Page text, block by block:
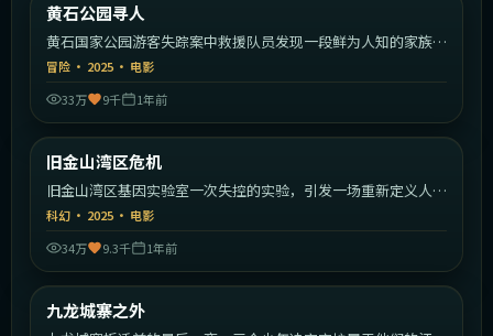
最新
黄石公园寻人
黄石国家公园游客失踪案中救援队员发现一段鲜为人知的家族秘
密。
冒险 · 2025 · 电影
33万
9千 1年前
最新
旧金山湾区危机
旧金山湾区基因实验室一次失控的实验，引发一场重新定义人类
的危机。
科幻 · 2025 · 电影
34万
9.3千 1年前
最新
九龙城寨之外